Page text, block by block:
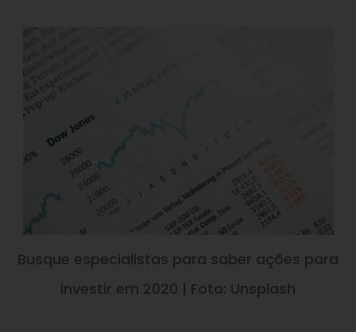
Busque especialistas para saber ações para
investir em 2020 | Foto: Unsplash